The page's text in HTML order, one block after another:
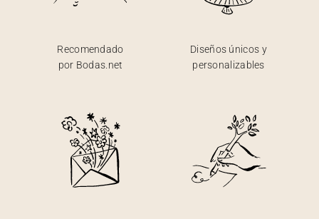
Recomendado
por Bodas.net
Diseños únicos y
personalizables